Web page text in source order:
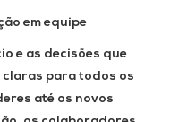
em equipe
e as decisões que
claras para todos os
até os novos